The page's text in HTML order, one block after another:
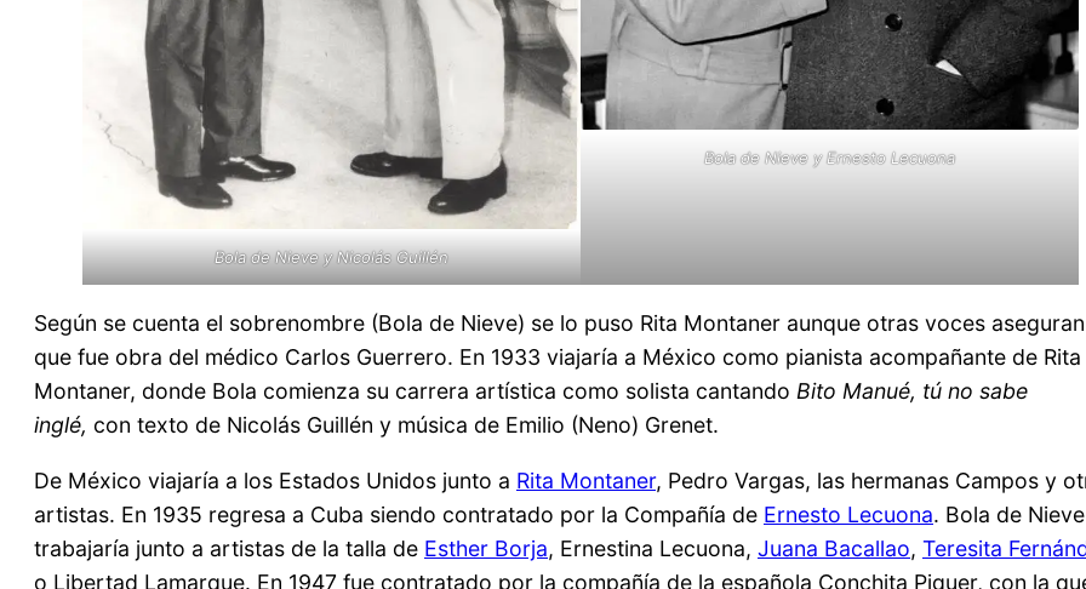
Bola de Nieve y Nicolás Guillén
Bola de Nieve y Ernesto Lecuona
Según se cuenta el sobrenombre (Bola de Nieve) se lo puso Rita Montaner aunque otras voces aseguran
que fue obra del médico Carlos Guerrero. En 1933 viajaría a México como pianista acompañante de Rita
Montaner, donde Bola comienza su carrera artística como solista cantando Bito Manué, tú no sabe
inglé, con texto de Nicolás Guillén y música de Emilio (Neno) Grenet.
De México viajaría a los Estados Unidos junto a Rita Montaner, Pedro Vargas, las hermanas Campos y
artistas. En 1935 regresa a Cuba siendo contratado por la Compañía de Ernesto Lecuona. Bola de Nieve
trabajaría junto a artistas de la talla de Esther Borja, Ernestina Lecuona, Juana Bacallao, Teresita
o Libertad Lamarque. En 1947 fue contratado por la compañía de la española Conchita Piquer, con la